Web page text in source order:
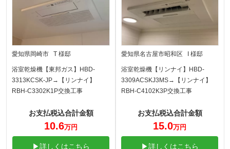
愛知県岡崎市 T 様邸
浴室乾燥機【東邦ガス】HBD-
3313KCSK-JP→【リンナイ】
RBH-C3302K1P交換工事
お支払税込合計金額
10.6万円
▶詳しくはこちら
愛知県名古屋市昭和区 I 様邸
浴室乾燥機【リンナイ】HBD-
3309ACSKJ3MS→【リンナイ】
RBH-C4102K3P交換工事
お支払税込合計金額
15.0万円
▶詳しくはこちら